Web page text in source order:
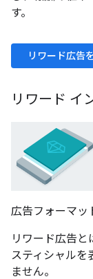
す。
リワード広告
リワード イ
広告フォーマッ
リワード広告と
スティシャルを
ません。